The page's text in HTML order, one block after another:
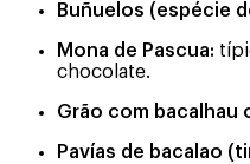
Buñuelos (espécie
Mona de Pascua:
chocolate.
Grão com bacalhau
Pavías de bacalao